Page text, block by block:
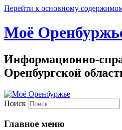
Перейти к основному
Моё
Информационно-
Оренбургской
Поиск
Главное меню